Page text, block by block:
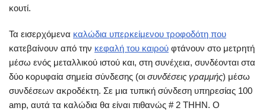
κουτί.
Τα εισερχόμενα καλώδια υπερκείμενου τροφοδότη που
κατεβαίνουν από την κεφαλή του καιρού φτάνουν στο μετρητή
μέσω ενός μεταλλικού ιστού και, στη συνέχεια, συνδέονται στα
δύο κορυφαία σημεία σύνδεσης (οι συνδέσεις γραμμής) μέσω
συνδέσεων ακροδέκτη. Σε μια τυπική σύνδεση υπηρεσίας 100
amp, αυτά τα καλώδια θα είναι πιθανώς # 2 THHN. Ο